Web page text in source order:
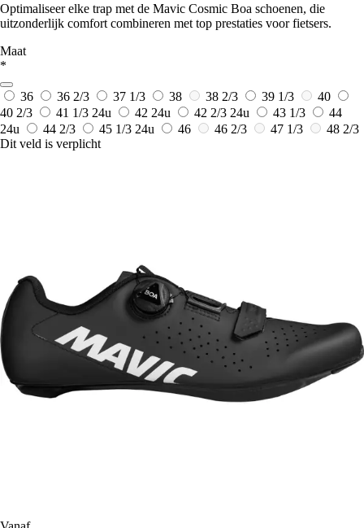
Optimaliseer elke trap met de Mavic Cosmic Boa schoenen, die
uitzonderlijk comfort combineren met top prestaties voor fietsers.
Maat
*
36 36 2/3 37 1/3 38 38 2/3 39 1/3
40
40 2/3
41 1/3 24u 42 24u 42 2/3 24u 43 1/3
44
24u
44 2/3 45 1/3 24u 46 46 2/3 47 1/3
48 2/3
Dit veld is verplicht